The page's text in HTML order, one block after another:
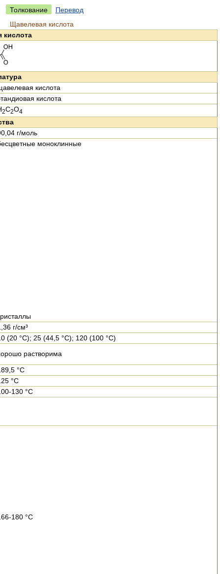
Толкование
Перевод
Щавелевая кислота
кислота
кислота
кислота
2C2O4
г/моль
моноклинные
г/см³
(20 °C); 25 (44,5 °C); 120 (100 °C)
растворима
°C
°C
130 °C
180 °C